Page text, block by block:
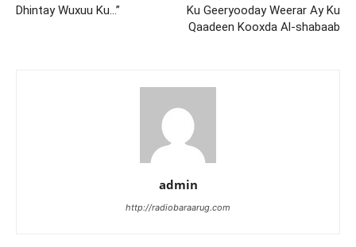
Dhintay Wuxuu Ku…”
Ku Geeryooday Weerar Ay Ku
Qaadeen Kooxda Al-shabaab
admin
http://radiobaraarug.com